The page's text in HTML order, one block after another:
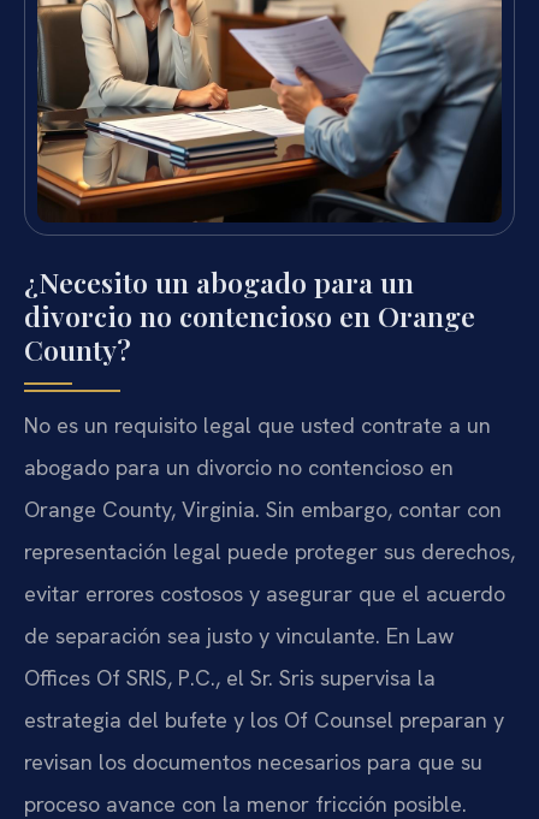
¿Necesito un abogado para un
divorcio no contencioso en Orange
County?
No es un requisito legal que usted contrate a un
abogado para un divorcio no contencioso en
Orange County, Virginia. Sin embargo, contar con
representación legal puede proteger sus derechos,
evitar errores costosos y asegurar que el acuerdo
de separación sea justo y vinculante. En Law
Offices Of SRIS, P.C., el Sr. Sris supervisa la
estrategia del bufete y los Of Counsel preparan y
revisan los documentos necesarios para que su
proceso avance con la menor fricción posible.